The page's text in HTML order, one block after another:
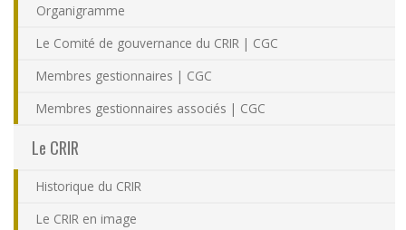
Partageons nos savoirs
Emplois et stages
Éthique
Nous joindre
Organigramme
Le Comité de gouvernance du CRIR | CGC
Membres gestionnaires | CGC
Membres gestionnaires associés | CGC
Le CRIR
Historique du CRIR
Le CRIR en image